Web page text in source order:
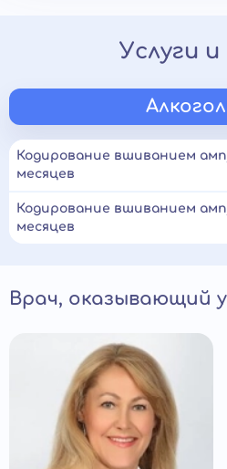
Услуги
Кодирование вшиванием
месяцев
Кодирование вшиванием
месяцев
Врач, оказывающий